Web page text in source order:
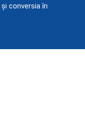
conversia în